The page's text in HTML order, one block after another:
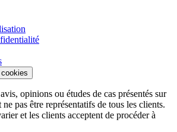
opinions ou études de cas présentés sur
pas être représentatifs de tous les clients.
et les clients acceptent de procéder à